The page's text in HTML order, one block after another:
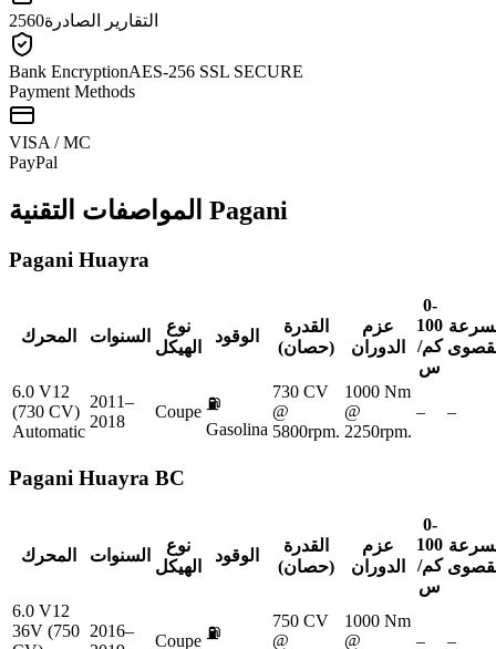
2560التقارير الصادرة
Bank EncryptionAES-256 SSL SECURE
Payment Methods
VISA / MC
PayPal
المواصفات التقنية Pagani
Pagani Huayra
المحرك السنوات
نوع
الهيكل
الوقود
القدرة
(حصان)
عزم
الدوران
0-
100
كم/
س
6.0 V12
(730 CV)
Automatic
2011–
2018
Coupe ⛽
Gasolina
730 CV
@
5800rpm.
1000 Nm
@
2250rpm.
– –
Pagani Huayra BC
المحرك السنوات
نوع
الهيكل
الوقود
القدرة
(حصان)
عزم
الدوران
0-
100
كم/
س
6.0 V12
36V (750 2016–
Coupe ⛽
750 CV
@
1000 Nm
@
– –